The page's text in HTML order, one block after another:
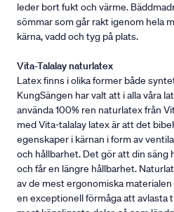
leder bort fukt och värme.
sömmar som går rakt igenom hela
kärna, vadd och tyg på plats.
Vita-Talalay naturlatex
Latex finns i olika former både
KungSängen har valt att i alla våra
använda 100% ren naturlatex från
med Vita-talalay latex är att det
egenskaper i kärnan i form av
och hållbarhet. Det gör att din säng
och får en längre hållbarhet.
av de mest ergonomiska
en exceptionell förmåga att avlasta